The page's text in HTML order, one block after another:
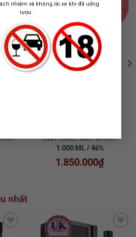
nhiệm và không lái xe khi đã uống
rượu.
WISHLIST
ISLAY SINGLE MALT WHISKY
1.000 ML / 46%
1.850.000₫
nhất